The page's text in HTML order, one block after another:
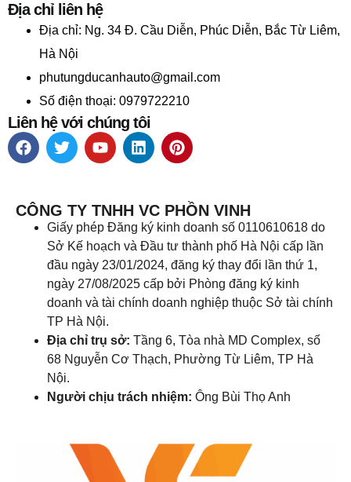
Địa chỉ liên hệ
Địa chỉ: Ng. 34 Đ. Cầu Diễn, Phúc Diễn, Bắc Từ Liêm,
Hà Nội
phutungducanhauto@gmail.com
Số điện thoại: 0979722210
Liên hệ với chúng tôi
CÔNG TY TNHH VC PHỒN VINH
Giấy phép Đăng ký kinh doanh số 0110610618 do
Sở Kế hoạch và Đầu tư thành phố Hà Nội cấp lần
đầu ngày 23/01/2024, đăng ký thay đổi lần thứ 1,
ngày 27/08/2025 cấp bởi Phòng đăng ký kinh
doanh và tài chính doanh nghiệp thuộc Sở tài chính
TP Hà Nội.
Địa chỉ trụ sở: Tầng 6, Tòa nhà MD Complex, số
68 Nguyễn Cơ Thạch, Phường Từ Liêm, TP Hà
Nội.
Người chịu trách nhiệm: Ông Bùi Thọ Anh